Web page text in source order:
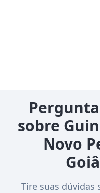
sobre
Novo
Tire suas dúvidas